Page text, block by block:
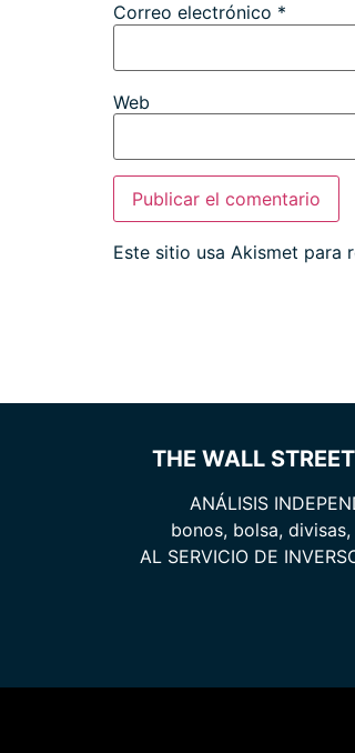
Correo electrónico *
Web
Este sitio usa Akismet para
THE WALL
ANÁLISIS
bonos, bolsa,
AL SERVICIO DE